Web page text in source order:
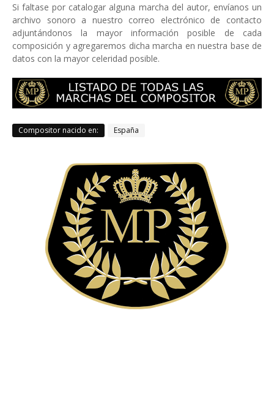
Si faltase por catalogar alguna marcha del autor, envíanos un
archivo sonoro a nuestro correo electrónico de contacto
adjuntándonos la mayor información posible de cada
composición y agregaremos dicha marcha en nuestra base de
datos con la mayor celeridad posible.
Compositor nacido en: España